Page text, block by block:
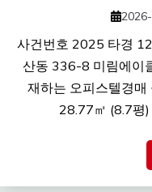
사건번호 2025 타경
산동 336-8 미림에이
재하는 오피스텔경매
28.77㎡ (8.7평